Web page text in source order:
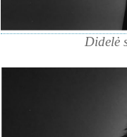
Didelė